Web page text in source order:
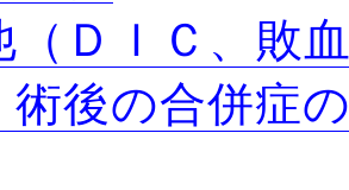
（ＤＩＣ、敗
術後の合併症